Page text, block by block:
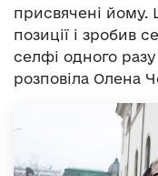
присвячені йому.
позиції і зробив
селфі одного
розповіла Олена